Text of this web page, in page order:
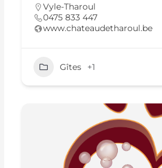
Vyle-Tharoul
0475 833 447
www.chateaudetharoul.be
Gîtes +1